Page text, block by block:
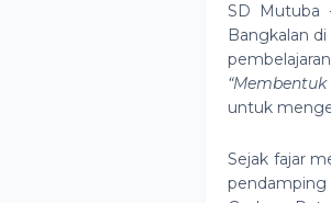
SD Mutuba
Bangkalan
untuk
Sejak fajar